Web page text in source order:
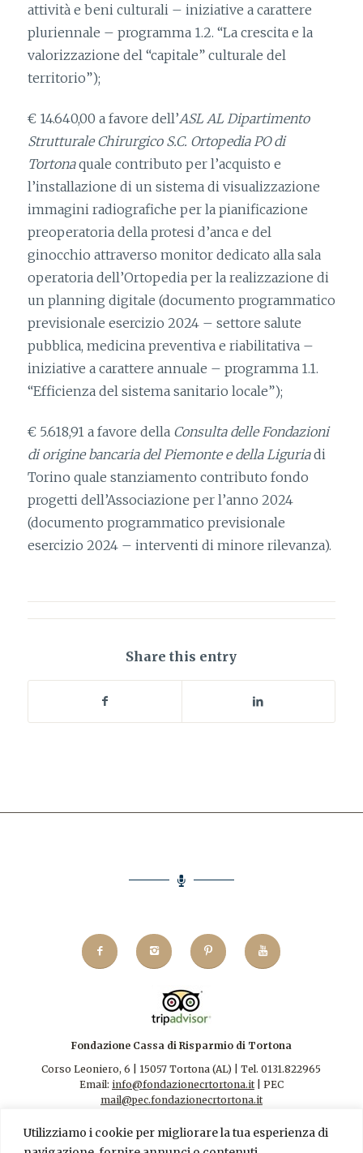
Utilizziamo i cookie per migliorare la tua esperienza di
attività e beni culturali – iniziative a carattere
pluriennale – programma 1.2. “La crescita e la
valorizzazione del “capitale” culturale del
territorio”);
€ 14.640,00 a favore dell’ASL AL Dipartimento
Strutturale Chirurgico S.C. Ortopedia PO di
Tortonaquale contributo per l’acquisto e
l’installazione di un sistema di visualizzazione
immagini radiografiche per la pianificazione
preoperatoria della protesi d’anca e del
ginocchio attraverso monitor dedicato alla sala
operatoria dell’Ortopedia per la realizzazione di
un planning digitale (documento programmatico
previsionale esercizio 2024 – settore salute
pubblica, medicina preventiva e riabilitativa –
iniziative a carattere annuale – programma 1.1.
“Efficienza del sistema sanitario locale”);
€ 5.618,91 a favore della Consulta delle Fondazioni
di origine bancaria del Piemonte e della Liguriadi
Torino quale stanziamento contributo fondo
progetti dell’Associazione per l’anno 2024
(documento programmatico previsionale
esercizio 2024 – interventi di minore rilevanza).
Share this entry
Fondazione Cassa di Risparmio di Tortona
Corso Leoniero, 6 | 15057 Tortona (AL) | Tel. 0131.822965
Email: info@fondazionecrtortona.it| PEC
mail@pec.fondazionecrtortona.it